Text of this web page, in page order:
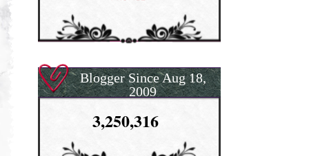
Blogger Since Aug 18,
2009
3,250,316